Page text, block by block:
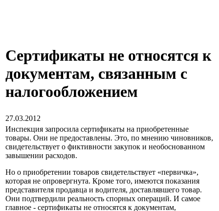
Сертификаты не относятся к
документам, связанным с
налогообложением
27.03.2012
Инспекция запросила сертификаты на приобретенные
товары. Они не предоставлены. Это, по мнению чиновников,
свидетельствует о фиктивности закупок и необоснованном
завышении расходов.
Но о приобретении товаров свидетельствует «первичка»,
которая не опровергнута. Кроме того, имеются показания
представителя продавца и водителя, доставлявшего товар.
Они подтвердили реальность спорных операций. И самое
главное - сертификаты не относятся к документам,